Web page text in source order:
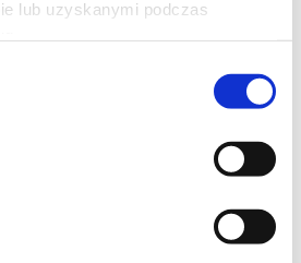
lub uzyskanymi podczas
i w reżyserii Stevena Spielberga.
że nie jesteśmy sami, gdyby ktoś ci to